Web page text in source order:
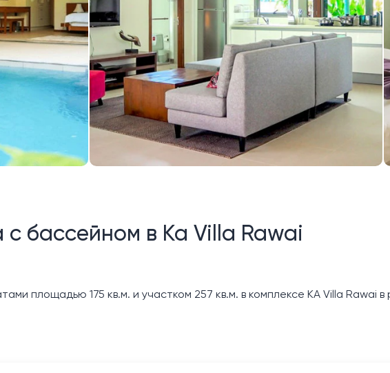
бассейном в Ka Villa Rawai
площадью 175 кв.м. и участком 257 кв.м. в комплексе KA Villa Rawai в